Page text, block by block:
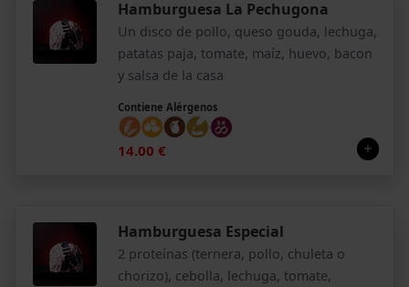
Hamburguesa La Pechugona
Un disco de pollo, queso gouda, lechuga,
patatas paja, tomate, maíz, huevo, bacon
y salsa de la casa
Contiene Alérgenos
14.00 €
Hamburguesa Especial
2 proteínas (ternera, pollo, chuleta o
chorizo), cebolla, lechuga, tomate,